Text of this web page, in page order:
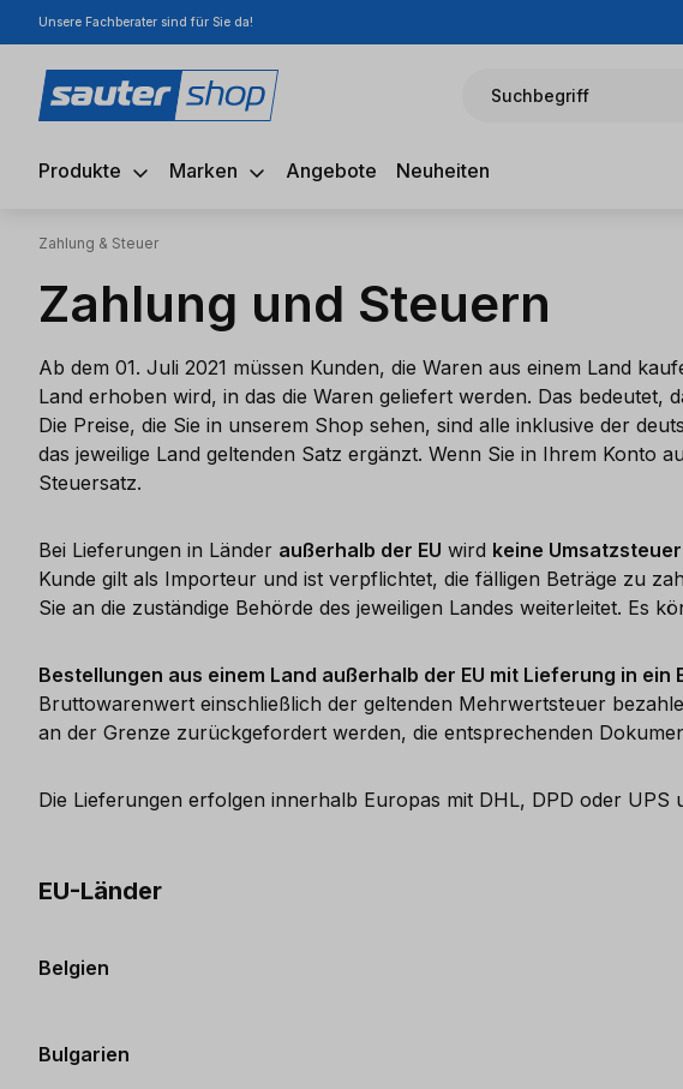
Hauptinhalt springen
Zur Suche springen
Zur Hauptnavigation springen
Unsere Fachberater sind für Sie da!
Suchbegriff
Produkte Marken Angebote Neuheiten
Zahlung & Steuer
Zahlung und Steuern
Ab dem 01. Juli 2021 müssen Kunden, die Waren aus einem Land
Land erhoben wird, in das die Waren geliefert werden. Das
Die Preise, die Sie in unserem Shop sehen, sind alle inklusive der
das jeweilige Land geltenden Satz ergänzt. Wenn Sie in Ihrem Konto
Steuersatz.
Bei Lieferungen in Länder außerhalb der EU wird keine
Kunde gilt als Importeur und ist verpflichtet, die fälligen Beträge zu
Sie an die zuständige Behörde des jeweiligen Landes weiterleitet. Es
Bestellungen aus einem Land außerhalb der EU mit Lieferung in ein
Bruttowarenwert einschließlich der geltenden Mehrwertsteuer
an der Grenze zurückgefordert werden, die entsprechenden
Die Lieferungen erfolgen innerhalb Europas mit DHL, DPD oder
EU-Länder
Belgien
Bulgarien